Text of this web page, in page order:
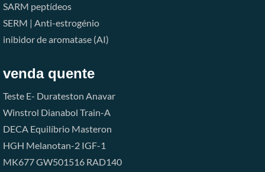
SARM peptídeos
SERM | Anti-estrogénio
inibidor de aromatase (AI)
venda quente
Teste E- Durateston Anavar
Winstrol Dianabol Train-A
DECA Equilíbrio Masteron
HGH Melanotan-2 IGF-1
MK677GW501516 RAD140